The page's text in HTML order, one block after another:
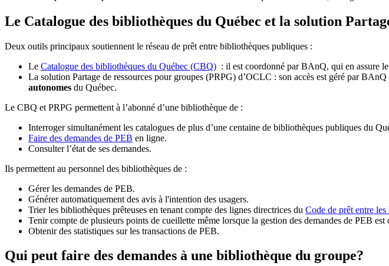
Le Catalogue des bibliothèques du Québec et la solution
Deux outils principaux soutiennent le réseau de prêt entre bibliothèques publiques :
Le Catalogue des bibliothèques du Québec (CBQ) : il est coordonné par BAnQ, qui en assure le
La solution Partage de ressources pour groupes (PRPG) d’OCLC : son accès est géré par
autonomes du Québec.
Le CBQ et PRPG permettent à l’abonné d’une bibliothèque de :
Interroger simultanément les catalogues de plus d’une centaine de bibliothèques publiques du
Faire des demandes de PEB en ligne.
Consulter l’état de ses demandes.
Ils permettent au personnel des bibliothèques de :
Gérer les demandes de PEB.
Générer automatiquement des avis à l'intention des usagers.
Trier les bibliothèques prêteuses en tenant compte des lignes directrices du Code de prêt entre
Tenir compte de plusieurs points de cueillette même lorsque la gestion des demandes de PEB est
Obtenir des statistiques sur les transactions de PEB.
Qui peut faire des demandes à une bibliothèque du groupe?